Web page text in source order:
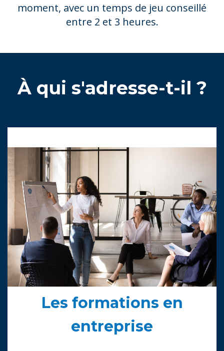
moment, avec un temps de jeu conseillé
entre 2 et 3 heures.
À qui s'adresse-t-il ?
Les formations en
entreprise